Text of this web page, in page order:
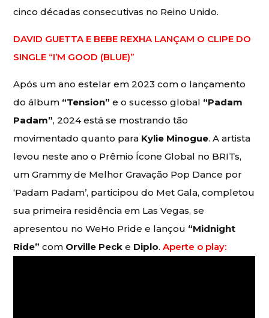
cinco décadas consecutivas no Reino Unido.
DAVID GUETTA E BEBE REXHA LANÇAM O CLIPE DO
SINGLE “I’M GOOD (BLUE)”
Após um ano estelar em 2023 com o lançamento
do álbum “Tension”e o sucesso global “Padam
Padam”, 2024 está se mostrando tão
movimentado quanto para Kylie Minogue. A artista
levou neste ano o Prêmio Ícone Global no BRITs,
um Grammy de Melhor Gravação Pop Dance por
‘Padam Padam’, participou do Met Gala, completou
sua primeira residência em Las Vegas, se
apresentou no WeHo Pride e lançou “Midnight
Ride” com Orville Peck e Diplo.Aperte o play: